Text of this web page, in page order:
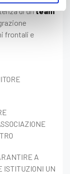
di unteam
frontali e
A
ISTITUZIONI UN